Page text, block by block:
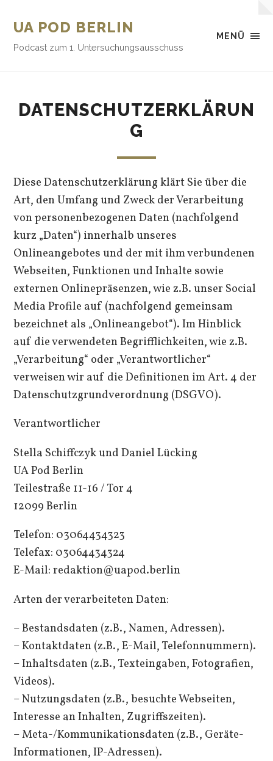
MENÜ
UA POD BERLIN
Podcast zum 1. Untersuchungsausschuss
DATENSCHUTZERKLÄRUN
G
Diese Datenschutzerklärung klärt Sie über die
Art, den Umfang und Zweck der Verarbeitung
von personenbezogenen Daten (nachfolgend
kurz „Daten“) innerhalb unseres
Onlineangebotes und der mit ihm verbundenen
Webseiten, Funktionen und Inhalte sowie
externen Onlinepräsenzen, wie z.B. unser Social
Media Profile auf (nachfolgend gemeinsam
bezeichnet als „Onlineangebot“). Im Hinblick
auf die verwendeten Begrifflichkeiten, wie z.B.
„Verarbeitung“ oder „Verantwortlicher“
verweisen wir auf die Definitionen im Art. 4 der
Datenschutzgrundverordnung (DSGVO).
Verantwortlicher
Stella Schiffczyk und Daniel Lücking
UA Pod Berlin
Teilestraße 11-16 / Tor 4
12099 Berlin
Telefon: 03064434323
Telefax: 03064434324
E-Mail: redaktion@uapod.berlin
Arten der verarbeiteten Daten:
– Bestandsdaten (z.B., Namen, Adressen).
– Kontaktdaten (z.B., E-Mail, Telefonnummern).
– Inhaltsdaten (z.B., Texteingaben, Fotografien,
Videos).
– Nutzungsdaten (z.B., besuchte Webseiten,
Interesse an Inhalten, Zugriffszeiten).
– Meta-/Kommunikationsdaten (z.B., Geräte-
Informationen, IP-Adressen).